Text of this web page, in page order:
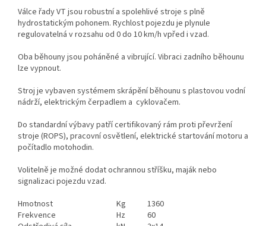
Válce řady VT jsou robustní a spolehlivé stroje s plně
hydrostatickým pohonem. Rychlost pojezdu je plynule
regulovatelná v rozsahu od 0 do 10 km/h vpřed i vzad.
Oba běhouny jsou poháněné a vibrující. Vibraci zadního běhounu
lze vypnout.
Stroj je vybaven systémem skrápění běhounu s plastovou vodní
nádrží, elektrickým čerpadlem a cyklovačem.
Do standardní výbavy patří certifikovaný rám proti převržení
stroje (ROPS), pracovní osvětlení, elektrické startování motoru a
počítadlo motohodin.
Volitelně je možné dodat ochrannou stříšku, maják nebo
signalizaci pojezdu vzad.
Hmotnost
Kg
1360
Frekvence
Hz
60